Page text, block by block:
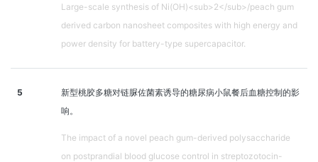
Large-scale synthesis of Ni(OH)<sub>2</sub>/peach gum
derived carbon nanosheet composites with high energy and
power density for battery-type supercapacitor.
5
新型桃胶多糖对链脲佐菌素诱导的糖尿病小鼠餐后血糖控制的影
响。
The impact of a novel peach gum-derived polysaccharide
on postprandial blood glucose control in streptozotocin-